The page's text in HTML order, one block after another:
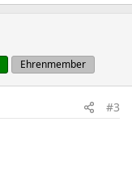
Ehrenmember
#3